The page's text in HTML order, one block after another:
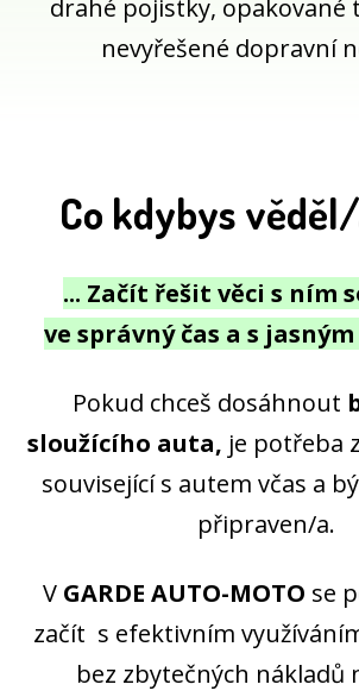
drahé pojistky, opakované
nevyřešené dopravní
Co kdybys
... Začít řešit věci s ním
ve správný čas a s
Pokud chceš dosáhnout
sloužícího auta, je potřeba
související s autem včas a
připraven/a.
V GARDE AUTO-MOTO se
začít s efektivním
bez zbytečných nákladů